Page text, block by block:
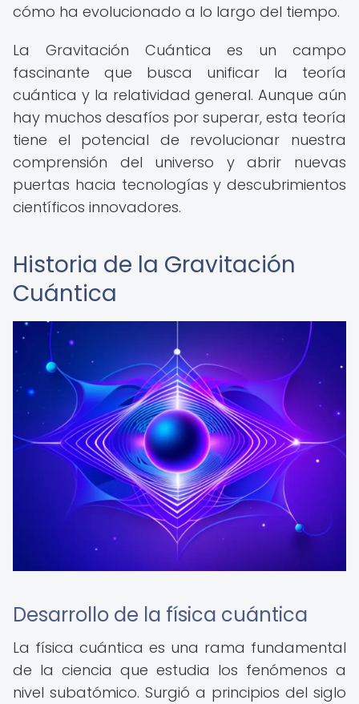
cómo ha evolucionado a lo largo del tiempo.
La Gravitación Cuántica es un campo
fascinante que busca unificar la teoría
cuántica y la relatividad general. Aunque aún
hay muchos desafíos por superar, esta teoría
tiene el potencial de revolucionar nuestra
comprensión del universo y abrir nuevas
puertas hacia tecnologías y descubrimientos
científicos innovadores.
Historia de la Gravitación
Cuántica
Desarrollo de la física cuántica
La física cuántica es una rama fundamental
de la ciencia que estudia los fenómenos a
nivel subatómico. Surgió a principios del siglo